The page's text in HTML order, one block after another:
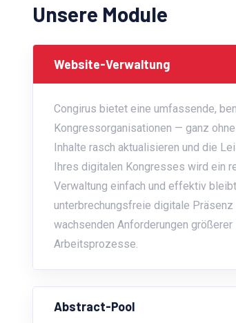
Unsere Module
Website-Verwaltung
Congirus bietet eine umfassende,
Kongressorganisationen — ganz
Inhalte rasch aktualisieren und die
Ihres digitalen Kongresses wird ein
Verwaltung einfach und effektiv
unterbrechungsfreie digitale
wachsenden Anforderungen
Arbeitsprozesse.
Abstract-Pool